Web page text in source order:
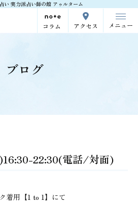
い 実力派占い師の館 アゥルターム
コラム アクセス メニュー
ブログ
22:30(電話/対面)
着用【1 to 1】にて